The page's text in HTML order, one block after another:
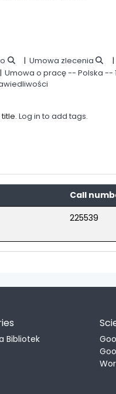
Umowa zlecenia
Umowa o pracę -- Polska --
Log in to add tags.
Call
225539
Bibliotek